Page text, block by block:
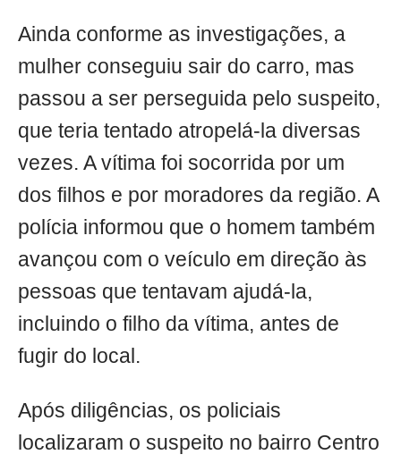
Ainda conforme as investigações, a
mulher conseguiu sair do carro, mas
passou a ser perseguida pelo suspeito,
que teria tentado atropelá-la diversas
vezes. A vítima foi socorrida por um
dos filhos e por moradores da região. A
polícia informou que o homem também
avançou com o veículo em direção às
pessoas que tentavam ajudá-la,
incluindo o filho da vítima, antes de
fugir do local.
Após diligências, os policiais
localizaram o suspeito no bairro Centro